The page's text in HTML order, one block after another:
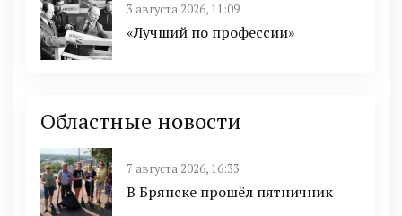
3 августа 2026, 11:09
«Лучший по профессии»
Областные новости
7 августа 2026, 16:33
В Брянске прошёл пятничник